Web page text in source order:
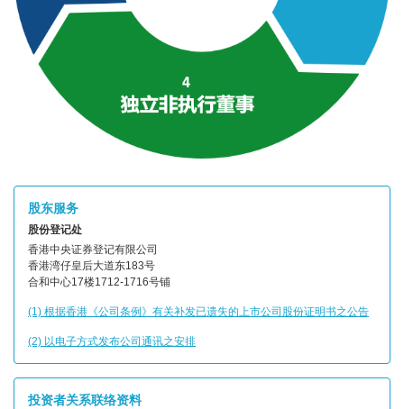
股东服务
股份登记处
香港中央证券登记有限公司
香港湾仔皇后大道东183号
合和中心17楼1712-1716号铺
(1) 根据香港《公司条例》有关补发已遗失的上市公司股份证明书之公告
(2) 以电子方式发布公司通讯之安排
投资者关系联络资料